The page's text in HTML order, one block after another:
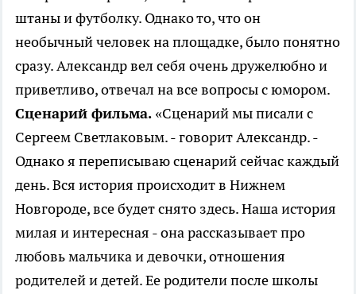
штаны и футболку. Однако то, что он
необычный человек на площадке, было понятно
сразу. Александр вел себя очень дружелюбно и
приветливо, отвечал на все вопросы с юмором.
Сценарий фильма. «Сценарий мы писали с
Сергеем Светлаковым. - говорит Александр. -
Однако я переписываю сценарий сейчас каждый
день. Вся история происходит в Нижнем
Новгороде, все будет снято здесь. Наша история
милая и интересная - она рассказывает про
любовь мальчика и девочки, отношения
родителей и детей. Ее родители после школы